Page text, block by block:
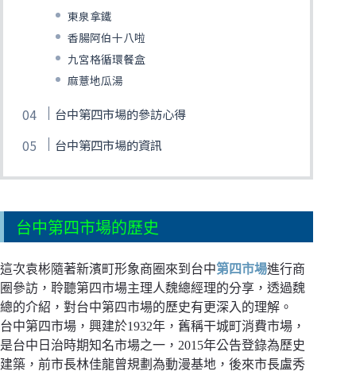
東泉拿鐵
香腸阿伯十八啦
九宮格循環餐盒
麻薏地瓜湯
台中第四市場的參訪心得
台中第四市場的資訊
台中第四市場的歷史
這次袁彬隨著新濱町形象商圈來到台中第四市場進行商
圈參訪，聆聽第四市場主理人魏總經理的分享，透過魏
總的介紹，對台中第四市場的歷史有更深入的理解。
台中第四市場，興建於1932年，舊稱干城町消費市場，
是台中日治時期知名市場之一，2015年公告登錄為歷史
建築，前市長林佳龍曾規劃為動漫基地，後來市長盧秀